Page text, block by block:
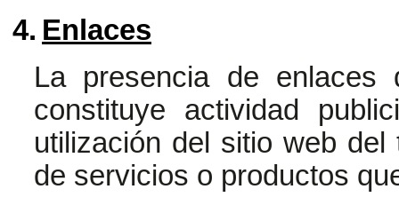
4. Enlaces
La presencia de
constituye actividad
utilización del sitio web
de servicios o productos